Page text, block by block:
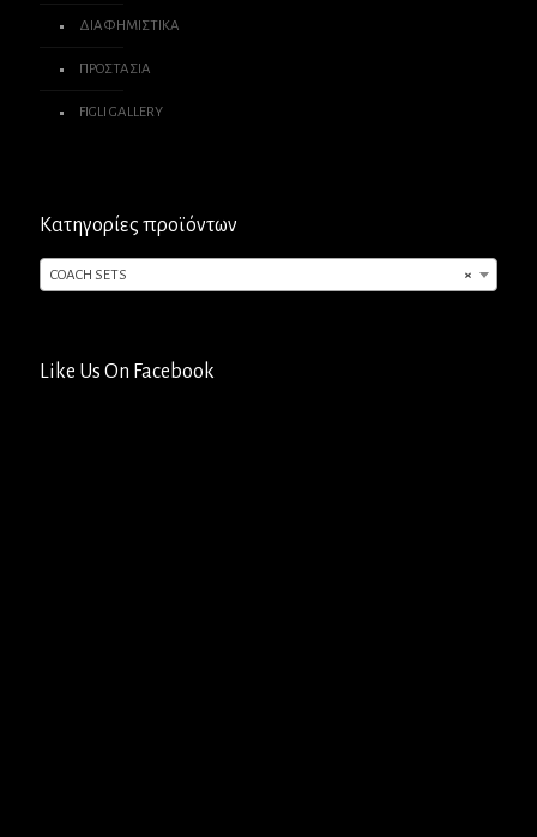
ΔΙΑΦΗΜΙΣΤΙΚΑ
ΠΡΟΣΤΑΣΙΑ
FIGLI GALLERY
Κατηγορίες προϊόντων
×
COACH SETS
Like Us On Facebook